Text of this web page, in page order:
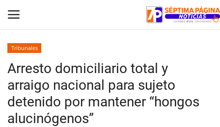
Inicio
Crónica
Policial
Tribunales
Arresto domiciliario total y
arraigo nacional para sujeto
detenido por mantener “hongos
alucinógenos”